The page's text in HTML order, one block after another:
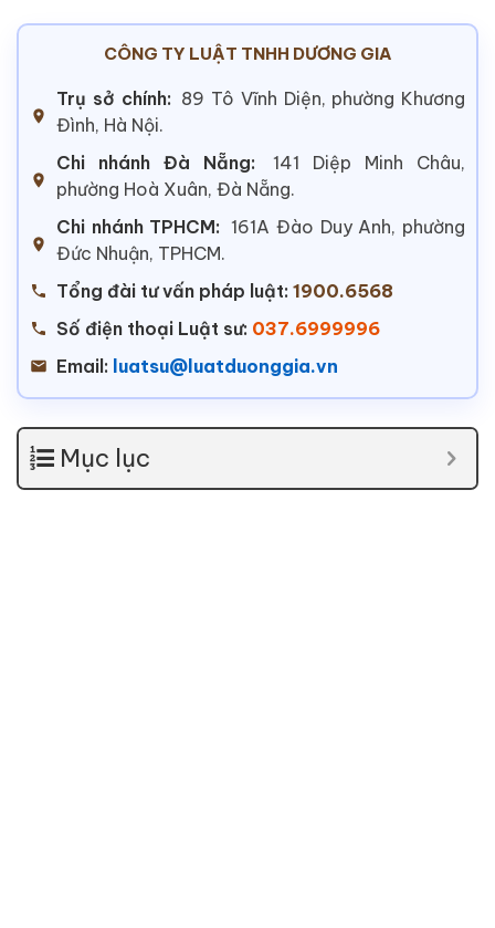
CÔNG TY LUẬT TNHH DƯƠNG GIA
Trụ sở chính: 89 Tô Vĩnh Diện, phường Khương
Đình, Hà Nội.
Chi nhánh Đà Nẵng:
141 Diệp Minh Châu,
phường Hoà Xuân, Đà Nẵng.
Chi nhánh TPHCM: 161A Đào Duy Anh, phường
Đức Nhuận, TPHCM.
Tổng đài tư vấn pháp luật: 1900.6568
Số điện thoại Luật sư: 037.6999996
Email: luatsu@luatduonggia.vn
Mục lục